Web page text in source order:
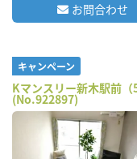
お問合わせ
キャンペーン
Kマンスリー新木駅前（
(No.922897)